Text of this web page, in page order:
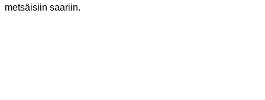
metsäisiin saariin.